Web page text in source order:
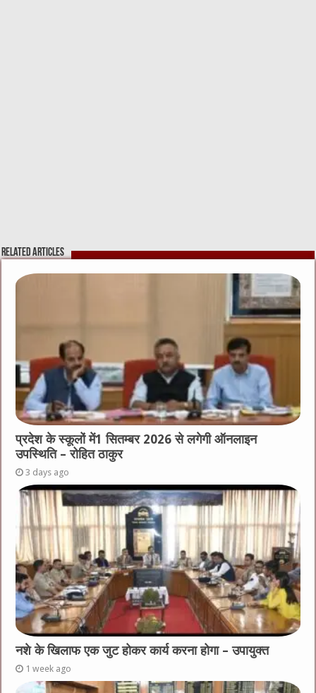
Related Articles
प्रदेश के स्कूलों में1 सितम्बर 2026 से लगेगी ऑनलाइन
उपस्थिति – रोहित ठाकुर
3 days ago
नशे के खिलाफ एक जुट होकर कार्य करना होगा – उपायुक्त
1 week ago